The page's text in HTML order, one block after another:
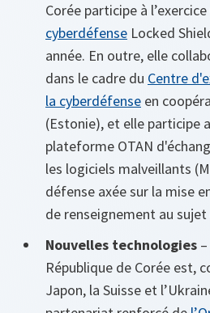
Corée participe à
cyberdéfense Locked
année. En outre, elle
dans le cadre du Centre
la cyberdéfense en
(Estonie), et elle participe
plateforme OTAN
les logiciels malveillants
défense axée sur la mise
de renseignement au sujet
Nouvelles technologies
République de Corée est,
Japon, la Suisse et